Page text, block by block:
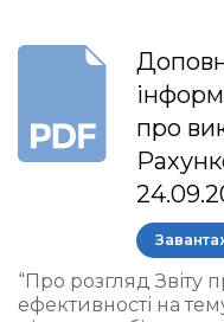
про
“Про розгляд Звіту
ефективності на